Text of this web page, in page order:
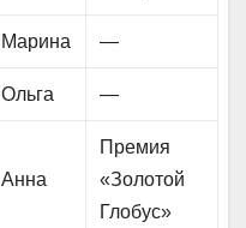
Марина —
Ольга —
Анна
Премия
«Золотой
Глобус»